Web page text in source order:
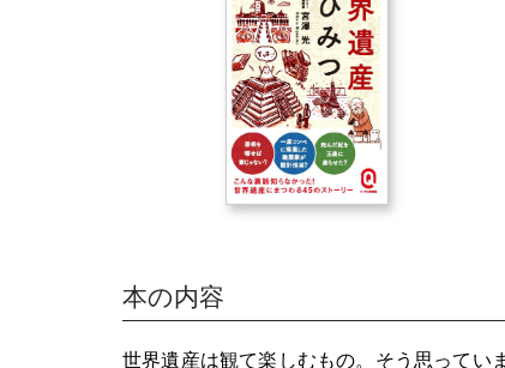
本の内容
世界遺産は観て楽しむもの。そう思ってい